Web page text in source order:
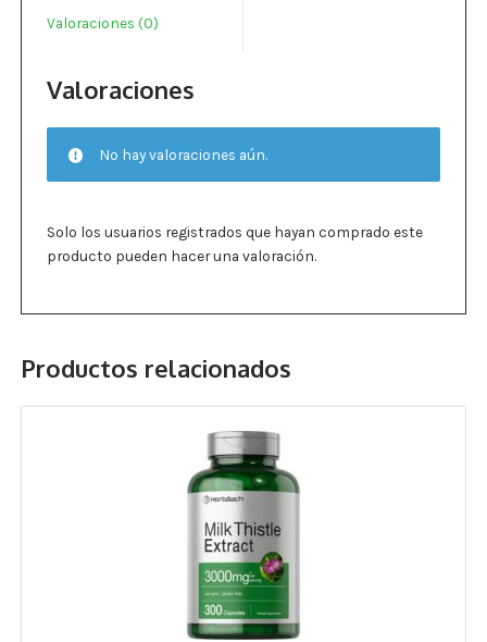
Multivitaminas Niños
cantidad
Valoraciones (0)
Valoraciones
No hay valoraciones aún.
Solo los usuarios registrados que hayan comprado este
producto pueden hacer una valoración.
Productos relacionados